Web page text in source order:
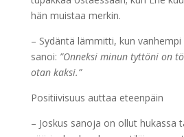
hän muistaa merkin.
– Sydäntä lämmitti, kun
sanoi: ”Onneksi minun tyttöni on
otan kaksi.”
Positiivisuus auttaa eteenpäin
– Joskus sanoja on ollut hukassa